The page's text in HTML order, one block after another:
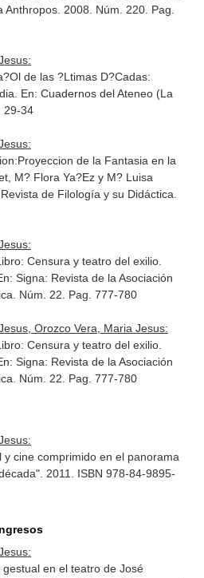
Anthropos. 2008. Núm. 220. Pag.
de las ?Ltimas D?Cadas:
En: Cuadernos del Ateneo (La
29-34
de la Fantasia en la
M? Flora Ya?Ez y M? Luisa
de Filología y su Didáctica
Censura y teatro del exilio.
Signa: Revista de la Asociación
. Núm. 22. Pag. 777-780
Orozco Vera, Maria Jesus:
Censura y teatro del exilio.
Signa: Revista de la Asociación
. Núm. 22. Pag. 777-780
cine comprimido en el panorama
2011. ISBN 978-84-9895-
en el teatro de José